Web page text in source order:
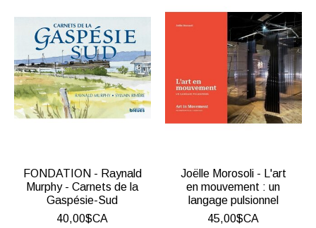
FONDATION - Raynald
Murphy - Carnets de la
Gaspésie-Sud
40,00$CA
Joëlle Morosoli - L'art
en mouvement : un
langage pulsionnel
45,00$CA